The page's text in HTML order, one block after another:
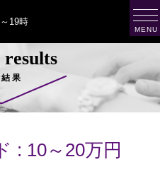
19時
results
果
: 10～20万円
t
o
g
g
n
a
v
MENU